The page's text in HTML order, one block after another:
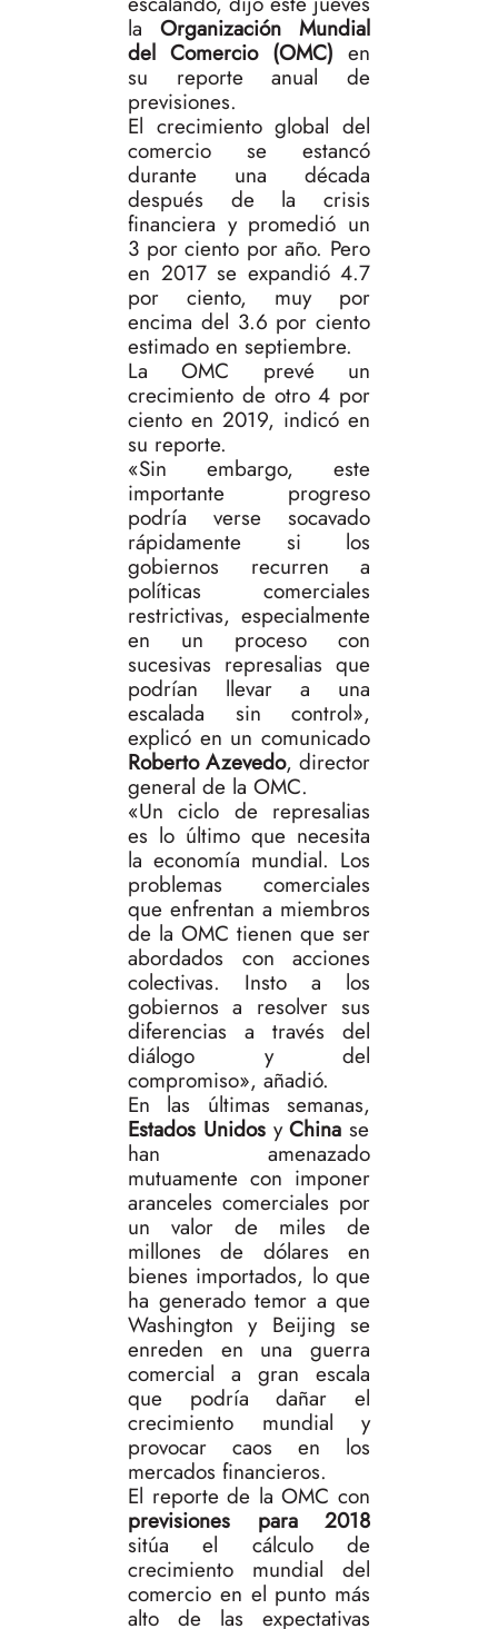
la Organización Mundial
del Comercio (OMC) en
su reporte anual de
previsiones.
El crecimiento global del
comercio se estancó
durante una década
después de la crisis
financiera y promedió un
3 por ciento por año. Pero
en 2017 se expandió 4.7
por ciento, muy por
encima del 3.6 por ciento
estimado en septiembre.
La OMC prevé un
crecimiento de otro 4 por
ciento en 2019, indicó en
su reporte.
«Sin embargo, este
importante progreso
podría verse socavado
rápidamente si los
gobiernos recurren a
políticas comerciales
restrictivas, especialmente
en un proceso con
sucesivas represalias que
podrían llevar a una
escalada sin control»,
explicó en un comunicado
Roberto Azevedo, director
general de la OMC.
«Un ciclo de represalias
es lo último que necesita
la economía mundial. Los
problemas comerciales
que enfrentan a miembros
de la OMC tienen que ser
abordados con acciones
colectivas. Insto a los
gobiernos a resolver sus
diferencias a través del
diálogo y del
compromiso», añadió.
En las últimas semanas,
Estados UnidosyChina se
han amenazado
mutuamente con imponer
aranceles comerciales por
un valor de miles de
millones de dólares en
bienes importados, lo que
ha generado temor a que
Washington y Beijing se
enreden en una guerra
comercial a gran escala
que podría dañar el
crecimiento mundial y
provocar caos en los
mercados financieros.
El reporte de la OMC con
previsiones para 2018
sitúa el cálculo de
crecimiento mundial del
comercio en el punto más
alto de las expectativas